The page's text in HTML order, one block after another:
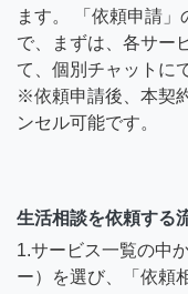
ます。 「依頼申請
で、まずは、各サー
て、個別チャットに
※依頼申請後、本契
ンセル可能です。
生活相談を依頼する
1.サービス一覧の中
ー）を選び、「依頼